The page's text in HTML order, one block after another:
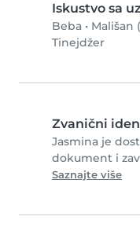
Iskustvo sa
Beba • Mališan
Tinejdžer
Zvanični
Jasmina je
dokument i
Saznajte više